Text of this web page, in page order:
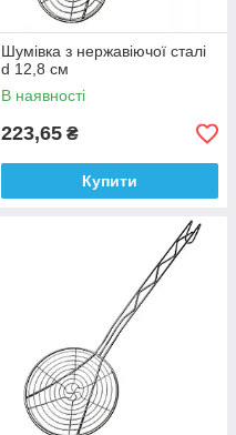
Шумівка з нержавіючої сталі
d 12,8 см
В наявності
223,65 ₴
Купити